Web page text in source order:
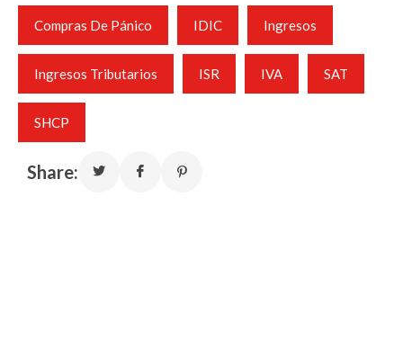
Compras De Pánico IDIC Ingresos
Ingresos Tributarios ISR IVA SAT
SHCP
Share: